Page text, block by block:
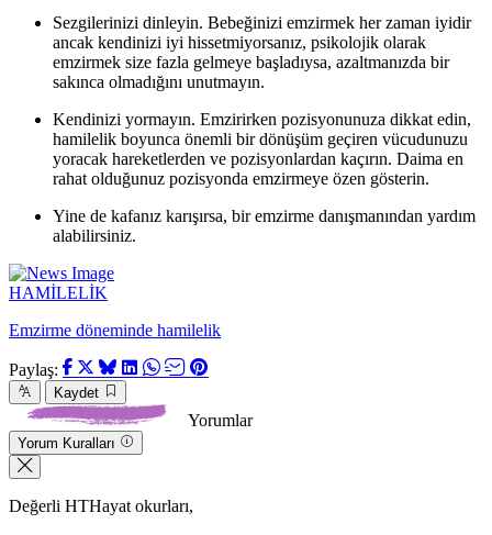
Sezgilerinizi dinleyin. Bebeğinizi emzirmek her zaman iyidir
ancak kendinizi iyi hissetmiyorsanız, psikolojik olarak
emzirmek size fazla gelmeye başladıysa, azaltmanızda bir
sakınca olmadığını unutmayın.
Kendinizi yormayın. Emzirirken pozisyonunuza dikkat edin,
hamilelik boyunca önemli bir dönüşüm geçiren vücudunuzu
yoracak hareketlerden ve pozisyonlardan kaçırın. Daima en
rahat olduğunuz pozisyonda emzirmeye özen gösterin.
Yine de kafanız karışırsa, bir emzirme danışmanından yardım
alabilirsiniz.
HAMİLELİK
Emzirme döneminde hamilelik
Paylaş:
Kaydet
Yorumlar
Yorum Kuralları
Değerli HTHayat okurları,